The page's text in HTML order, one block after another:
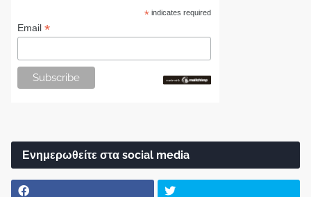
* indicates required
Email *
Ενημερωθείτε στα social media